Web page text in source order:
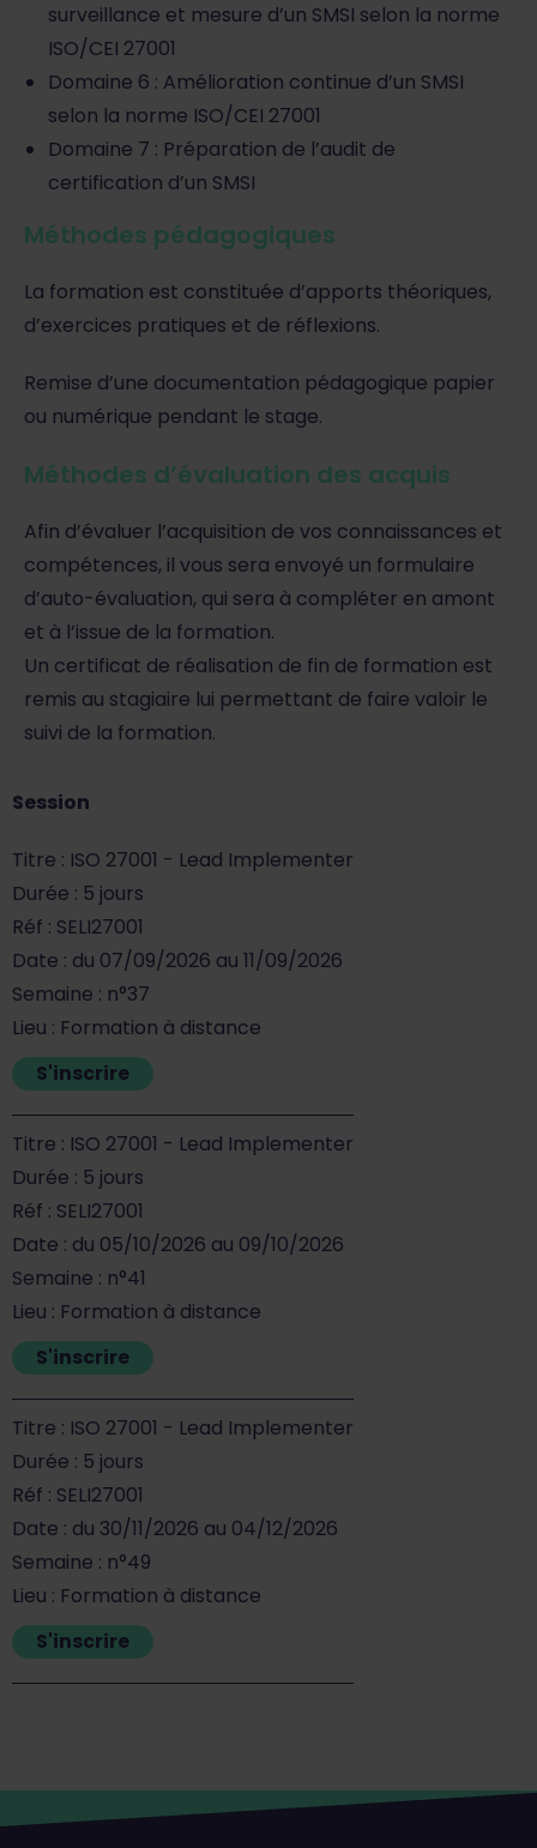
surveillance et mesure d’un SMSI selon la norme
ISO/CEI 27001
Domaine 6 : Amélioration continue d’un SMSI
selon la norme ISO/CEI 27001
Domaine 7 : Préparation de l’audit de
certification d’un SMSI
Méthodes pédagogiques
La formation est constituée d’apports théoriques,
d’exercices pratiques et de réflexions.
Remise d’une documentation pédagogique papier
ou numérique pendant le stage.
Méthodes d’évaluation des acquis
Afin d’évaluer l’acquisition de vos connaissances et
compétences, il vous sera envoyé un formulaire
d’auto-évaluation, qui sera à compléter en amont
et à l’issue de la formation.
Un certificat de réalisation de fin de formation est
remis au stagiaire lui permettant de faire valoir le
suivi de la formation.
Session
Titre : ISO 27001 - Lead Implementer
Durée : 5 jours
Réf : SELI27001
Date : du 07/09/2026 au 11/09/2026
Semaine : n°37
Lieu : Formation à distance
S'inscrire
Titre : ISO 27001 - Lead Implementer
Durée : 5 jours
Réf : SELI27001
Date : du 05/10/2026 au 09/10/2026
Semaine : n°41
Lieu : Formation à distance
S'inscrire
Titre : ISO 27001 - Lead Implementer
Durée : 5 jours
Réf : SELI27001
Date : du 30/11/2026 au 04/12/2026
Semaine : n°49
Lieu : Formation à distance
S'inscrire